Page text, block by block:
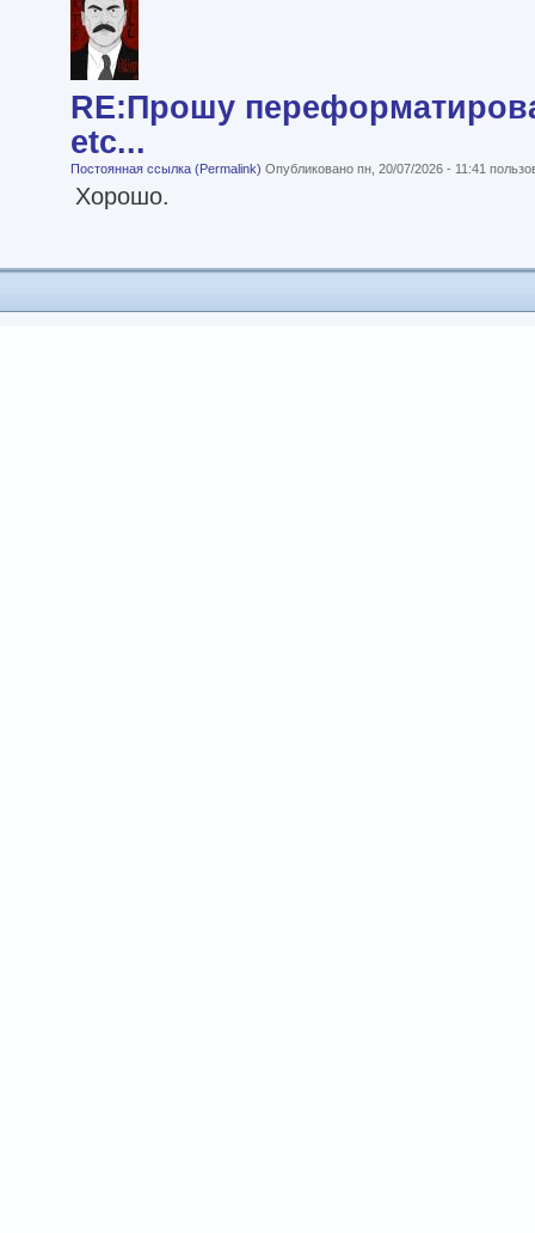
RE:Прошу
etc...
Постоянная ссылка (Permalink) Опубликовано пн, 20/07/2026 - 11:41
Хорошо.